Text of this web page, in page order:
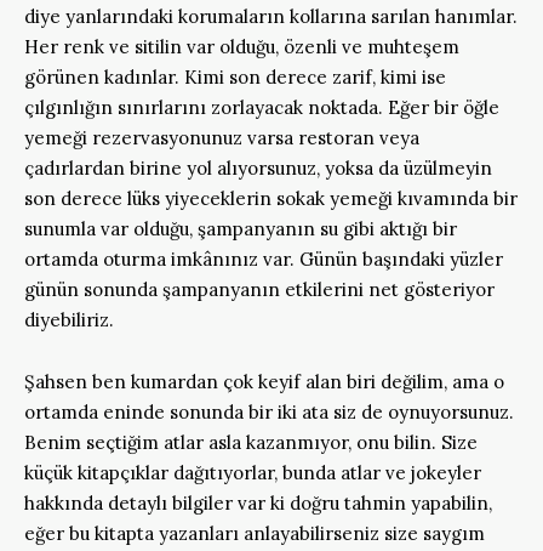
diye yanlarındaki korumaların kollarına sarılan hanımlar.
Her renk ve sitilin var olduğu, özenli ve muhteşem
görünen kadınlar. Kimi son derece zarif, kimi ise
çılgınlığın sınırlarını zorlayacak noktada. Eğer bir öğle
yemeği rezervasyonunuz varsa restoran veya
çadırlardan birine yol alıyorsunuz, yoksa da üzülmeyin
son derece lüks yiyeceklerin sokak yemeği kıvamında bir
sunumla var olduğu, şampanyanın su gibi aktığı bir
ortamda oturma imkânınız var. Günün başındaki yüzler
günün sonunda şampanyanın etkilerini net gösteriyor
diyebiliriz.
Şahsen ben kumardan çok keyif alan biri değilim, ama o
ortamda eninde sonunda bir iki ata siz de oynuyorsunuz.
Benim seçtiğim atlar asla kazanmıyor, onu bilin. Size
küçük kitapçıklar dağıtıyorlar, bunda atlar ve jokeyler
hakkında detaylı bilgiler var ki doğru tahmin yapabilin,
eğer bu kitapta yazanları anlayabilirseniz size saygım